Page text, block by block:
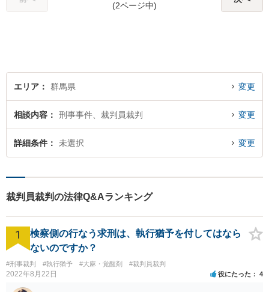
料法律相談は行っておりませ
(2ページ中)
エリア 群馬県 変更
相談内容 刑事事件、裁判員裁判 変更
詳細条件 未選択 変更
裁判員裁判の法律Q&Aランキング
1
検察側の行なう求刑は、執行猶予を付してはなら
ないのですか？
#刑事裁判 #執行猶予 #大麻・覚醒剤 #裁判員裁判
2022年8月22日 役にたった 4